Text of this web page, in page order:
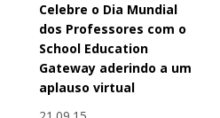
Celebre o Dia Mundial
dos Professores com o
School Education
Gateway aderindo a um
aplauso virtual